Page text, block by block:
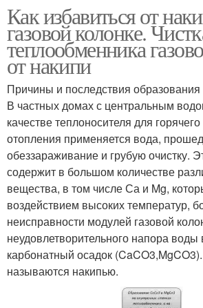
Как избавиться от
газовой колонке.
теплообменника
от накипи
Причины и последствия образования
В частных домах с центральным
качестве теплоносителя для
отопления применяется вода,
обеззараживание и грубую очистку.
содержит в большом количестве
вещества, в том числе Са и Mg,
воздействием высоких температур,
неисправности модулей газовой
неудовлетворительного напора
карбонатный осадок
называются накипью.